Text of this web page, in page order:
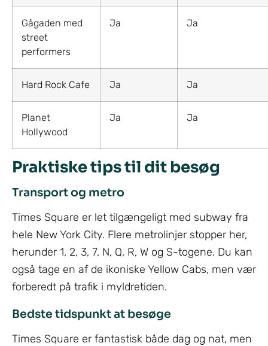
Gågaden med
street
performers
Ja Ja
Hard Rock Cafe Ja Ja
Planet
Hollywood
Ja Ja
Praktiske tips til dit besøg
Transport og metro
Times Square er let tilgængeligt med subway fra
hele New York City. Flere metrolinjer stopper her,
herunder 1, 2, 3, 7, N, Q, R, W og S-togene. Du kan
også tage en af de ikoniske Yellow Cabs, men vær
forberedt på trafik i myldretiden.
Bedste tidspunkt at besøge
Times Square er fantastisk både dag og nat, men